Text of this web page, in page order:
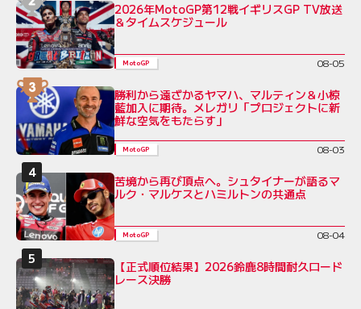
2026年MotoGP第12戦イギリスGP TV放送
＆タイムスケジュール
MotoGP 08-05
勝利から遠ざかるヤマハ、マルティン＆小椋
藍加入に期待。メレガリ「プロジェクトに新
鮮な空気をもたらす」
MotoGP 08-03
苦境から再び頂点へ。シュタイナーが語るマ
ルク・マルケスとハミルトンの共通点
MotoGP 08-04
【正式順位結果】2026鈴鹿8時間耐久ロード
レース決勝